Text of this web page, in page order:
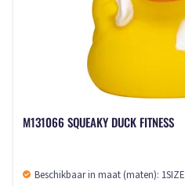
M131066 SQUEAKY DUCK FITNESS
Beschikbaar in maat (maten): 1SIZE